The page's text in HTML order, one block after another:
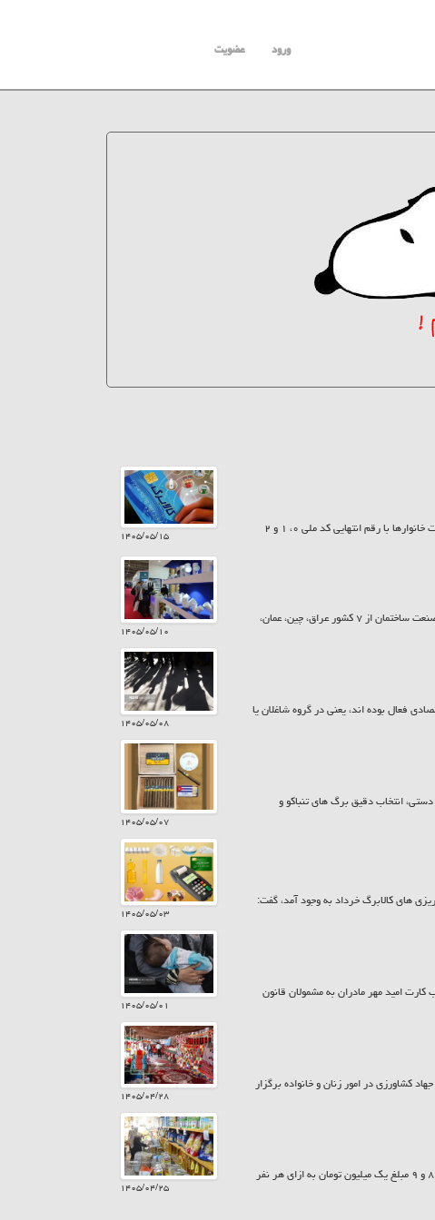
ورود عضویت
امروز پنجشنبه ۱۵ مرداد ۱۴۰۵ سیزدهمین مرحله شارژ کالابرگ انجام شد. به این ترتیب کمک معیشت خانوارها با رقم انتهایی کد ملی ۰، ۱ و ۲
۱۴۰۵/۰۵/۱۵
معاونت پشتیبانی و امور نمایشگاهی اتاق تعاون ایران، گفت: در بیست و ششمین نمایشگاه بین المللی صنعت ساختمان از ۷ کشور عراق، چین، عمان،
۱۴۰۵/۰۵/۱۰
درصد جمعیت ۱۵ ساله و بیش تر از نظر اقتصادی فعال بوده اند، یعنی در گروه شاغلان یا
۱۴۰۵/۰۵/۰۸
انتخاب دقیق برگ های تنباکو و
۱۴۰۵/۰۵/۰۷
های کالابرگ خرداد به وجود آمد، گفت:
۱۴۰۵/۰۵/۰۳
۱۴۰۵ تاکنون بیش از ۷۸۵ میلیارد تومان در قالب کارت امید مهر مادران به مشمولان قانون
۱۴۰۵/۰۵/۰۱
کشاورزی در امور زنان و خانواده برگزار
۱۴۰۵/۰۴/۲۸
به گزارش حراج کن امروز پنجشنبه ۲۵ تیر ۱۴۰۵ کالابرگ سرپرستان خانوار با رقم انتهای کد ملی ۷، ۸ و ۹ مبلغ یک میلیون تومان به ازای هر نفر
۱۴۰۵/۰۴/۲۵